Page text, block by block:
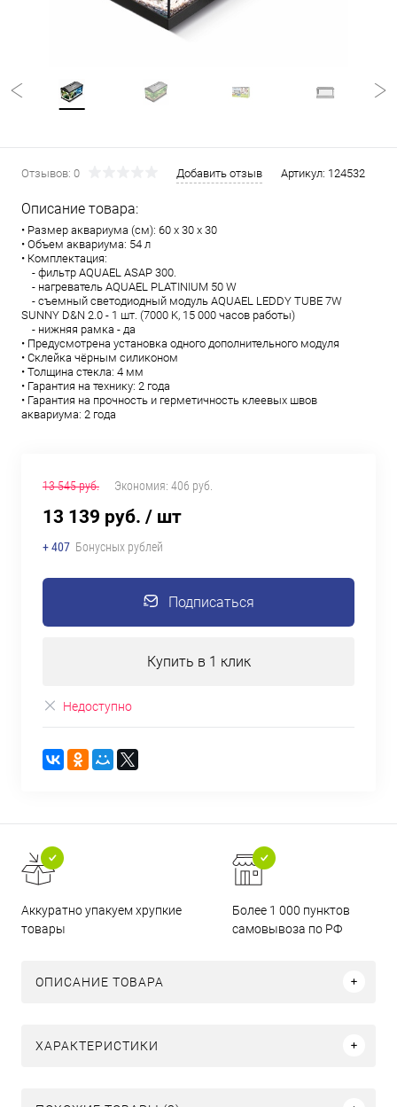
Отзывов: 0 Добавить отзыв Артикул: 124532
Описание товара:
• Размер аквариума (см): 60 x 30 x 30
• Объем аквариума: 54 л
• Комплектация:
- фильтр AQUAEL ASAP 300.
- нагреватель AQUAEL PLATINIUM 50 W
- съемный светодиодный модуль AQUAEL LEDDY TUBE 7W
SUNNY D&N 2.0 - 1 шт. (7000 K, 15 000 часов работы)
- нижняя рамка - да
• Предусмотрена установка одного дополнительного модуля
• Склейка чёрным силиконом
• Толщина стекла: 4 мм
• Гарантия на технику: 2 года
• Гарантия на прочность и герметичность клеевых швов
аквариума: 2 года
13 545 руб. Экономия: 406 руб.
13 139 руб. / шт
+ 407 Бонусных рублей
Подписаться
Купить в 1 клик
Недоступно
Аккуратно упакуем хрупкие
товары
Более 1 000 пунктов
самовывоза по РФ
ОПИСАНИЕ ТОВАРА
ХАРАКТЕРИСТИКИ